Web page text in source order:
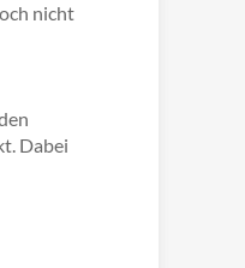
nicht
Dabei